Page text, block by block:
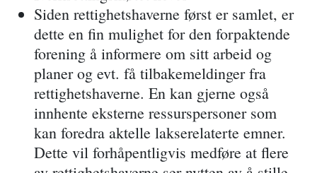
Siden rettighetshaverne først er samlet, er
dette en fin mulighet for den forpaktende
forening å informere om sitt arbeid og
planer og evt. få tilbakemeldinger fra
rettighetshaverne. En kan gjerne også
innhente eksterne ressurspersoner som
kan foredra aktelle lakserelaterte emner.
Dette vil forhåpentligvis medføre at flere